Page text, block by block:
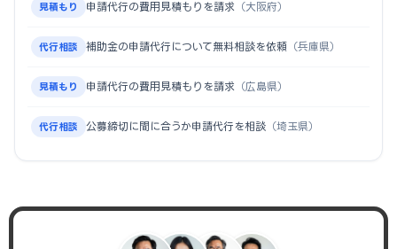
見積もり 申請代行の費用見積もりを請求 （大阪府）
代行相談 補助金の申請代行について無料相談を依頼 （兵庫県）
見積もり 申請代行の費用見積もりを請求 （広島県）
代行相談 公募締切に間に合うか申請代行を相談 （埼玉県）